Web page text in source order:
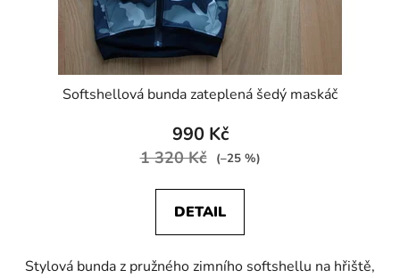
Softshellová bunda zateplená šedý maskáč
990 Kč
1 320 Kč (–25 %)
DETAIL
Stylová bunda z pružného zimního softshellu na hřiště,